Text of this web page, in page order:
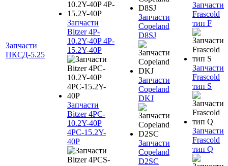
Запчасти
ПКСД-5.25
Запчасти
Bitzer 4P-
10.2Y-40P 4P-
15.2Y-40P
Запчасти
Bitzer 4PC-
10.2Y-40P
4PC-15.2Y-
40P
Запчасти
Copeland
D8SJ
Запчасти
Copeland
DKJ
Запчасти
Copeland
D2SC
Запчасти
Frascold
тип F
Запчасти
Frascold
тип S
Запчасти
Frascold
тип Q